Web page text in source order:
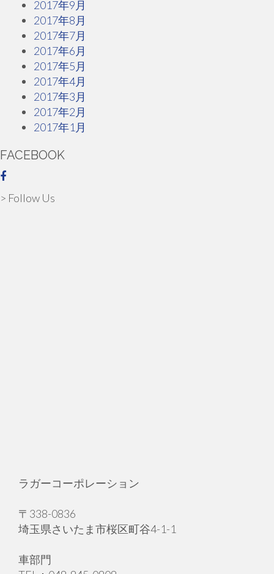
2017年9月
2017年8月
2017年7月
2017年6月
2017年5月
2017年4月
2017年3月
2017年2月
2017年1月
FACEBOOK
> Follow Us
ラガーコーポレーション
〒338-0836
埼玉県さいたま市桜区町谷4-1-1
車部門